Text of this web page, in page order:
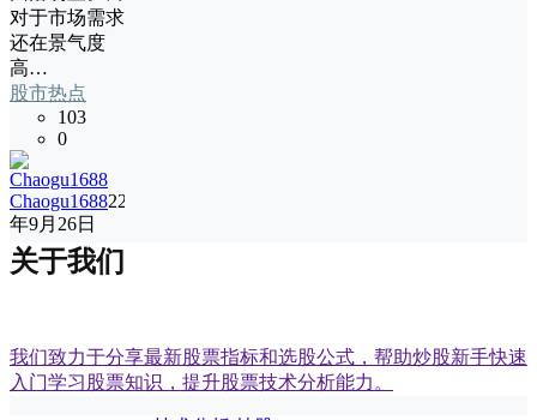
对于市场需求
还在景气度
高…
股市热点
103
0
Chaogu168822
年9月26日
关于我们
我们致力于分享最新股票指标和选股公式，帮助炒股新手快速
入门学习股票知识，提升股票技术分析能力。